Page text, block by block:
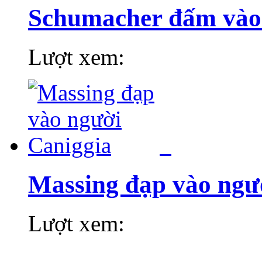
Schumacher đấm
Lượt xem:
Massing đạp vào
Lượt xem: